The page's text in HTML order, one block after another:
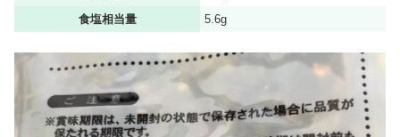
食塩相当量
5.6g